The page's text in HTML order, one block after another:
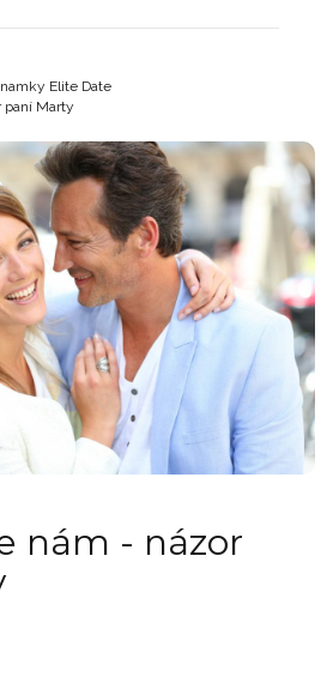
Elite Date
paní Marty
nám - názor